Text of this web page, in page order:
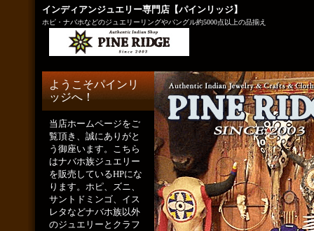
インディアンジュエリー専門店【パインリッジ】
ホピ・ナバホなどのジュエリーリングやバングル約5000点以上の品揃え
ようこそパインリ
ッジへ！
当店ホームページをご
覧頂き、誠にありがと
う御座います。こちら
はナバホ族ジュエリー
を販売しているHPにな
ります。ホピ、ズニ、
サントドミンゴ、イス
レタなどナバホ族以外
のジュエリーとクラフ